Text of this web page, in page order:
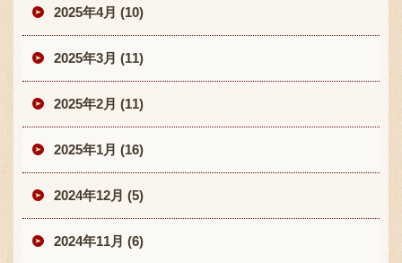
2025年4月 (10)
2025年3月 (11)
2025年2月 (11)
2025年1月 (16)
2024年12月 (5)
2024年11月 (6)